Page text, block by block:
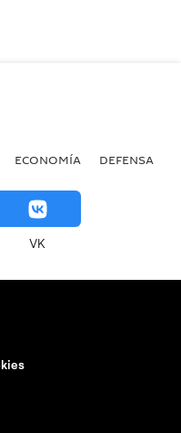
ECONOMÍA DEFENSA
VK